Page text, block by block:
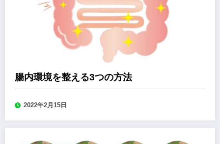
腸内環境を整える3つの方法
2022年2月15日